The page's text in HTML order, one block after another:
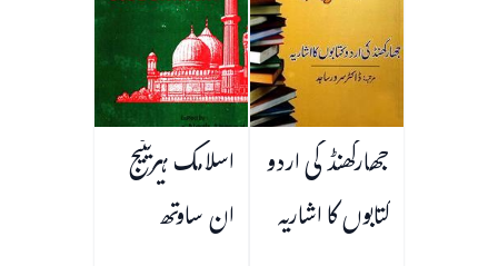
جھارکھنڈ کی اردو
کتابوں کا اشاریہ
اسلامک ہیریٹیج
ان ساوتھ